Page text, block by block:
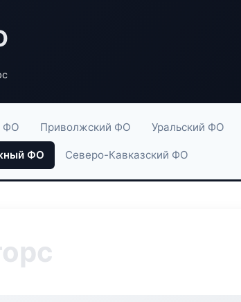
ФО Приволжский ФО Уральский ФО
ФО Северо-Кавказский ФО